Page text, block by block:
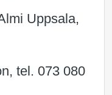
Uppsala,
tel. 073 080